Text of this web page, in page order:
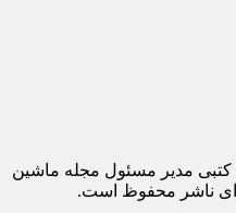
کتبی مدیر مسئول مجله ماشین
ناشر محفوظ است.